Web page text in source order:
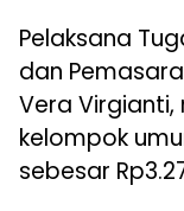
Pelaksana
dan
Vera Virgianti,
kelompok
sebesar